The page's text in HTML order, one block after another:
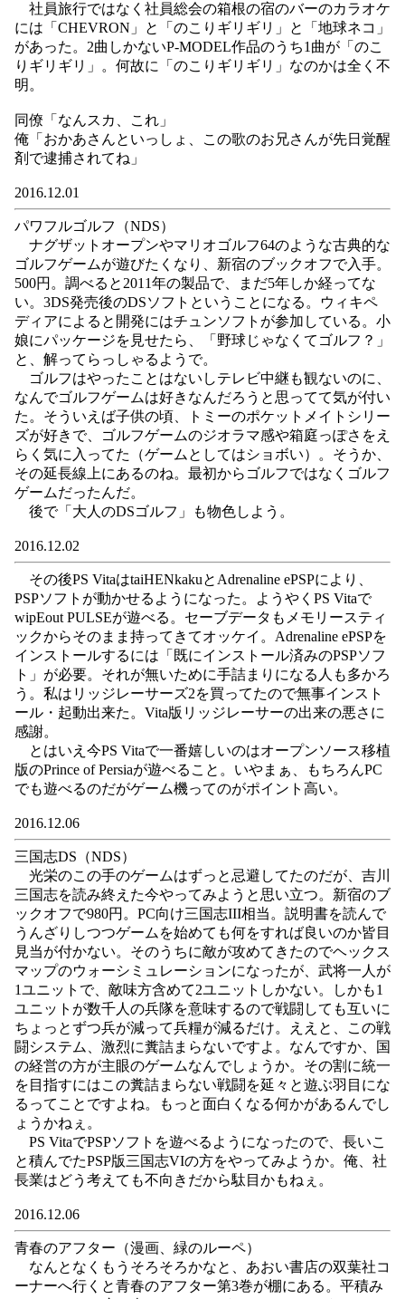
社員旅行ではなく社員総会の箱根の宿のバーのカラオケ
には「CHEVRON」と「のこりギリギリ」と「地球ネコ」
があった。2曲しかないP-MODEL作品のうち1曲が「のこ
りギリギリ」。何故に「のこりギリギリ」なのかは全く不
明。
同僚「なんスカ、これ」
俺「おかあさんといっしょ、この歌のお兄さんが先日覚醒
剤で逮捕されてね」
2016.12.01
パワフルゴルフ（NDS）
ナグザットオープンやマリオゴルフ64のような古典的な
ゴルフゲームが遊びたくなり、新宿のブックオフで入手。
500円。調べると2011年の製品で、まだ5年しか経ってな
い。3DS発売後のDSソフトということになる。ウィキペ
ディアによると開発にはチュンソフトが参加している。小
娘にパッケージを見せたら、「野球じゃなくてゴルフ？」
と、解ってらっしゃるようで。
ゴルフはやったことはないしテレビ中継も観ないのに、
なんでゴルフゲームは好きなんだろうと思ってて気が付い
た。そういえば子供の頃、トミーのポケットメイトシリー
ズが好きで、ゴルフゲームのジオラマ感や箱庭っぽさをえ
らく気に入ってた（ゲームとしてはショボい）。そうか、
その延長線上にあるのね。最初からゴルフではなくゴルフ
ゲームだったんだ。
後で「大人のDSゴルフ」も物色しよう。
2016.12.02
その後PS VitaはtaiHENkakuとAdrenaline ePSPにより、
PSPソフトが動かせるようになった。ようやくPS Vitaで
wipEout PULSEが遊べる。セーブデータもメモリースティ
ックからそのまま持ってきてオッケイ。Adrenaline ePSPを
インストールするには「既にインストール済みのPSPソフ
ト」が必要。それが無いために手詰まりになる人も多かろ
う。私はリッジレーサーズ2を買ってたので無事インスト
ール・起動出来た。Vita版リッジレーサーの出来の悪さに
感謝。
とはいえ今PS Vitaで一番嬉しいのはオープンソース移植
版のPrince of Persiaが遊べること。いやまぁ、もちろんPC
でも遊べるのだがゲーム機ってのがポイント高い。
2016.12.06
三国志DS（NDS）
光栄のこの手のゲームはずっと忌避してたのだが、吉川
三国志を読み終えた今やってみようと思い立つ。新宿のブ
ックオフで980円。PC向け三国志III相当。説明書を読んで
うんざりしつつゲームを始めても何をすれば良いのか皆目
見当が付かない。そのうちに敵が攻めてきたのでヘックス
マップのウォーシミュレーションになったが、武将一人が
1ユニットで、敵味方含めて2ユニットしかない。しかも1
ユニットが数千人の兵隊を意味するので戦闘しても互いに
ちょっとずつ兵が減って兵糧が減るだけ。ええと、この戦
闘システム、激烈に糞詰まらないですよ。なんですか、国
の経営の方が主眼のゲームなんでしょうか。その割に統一
を目指すにはこの糞詰まらない戦闘を延々と遊ぶ羽目にな
るってことですよね。もっと面白くなる何かがあるんでし
ょうかねぇ。
PS VitaでPSPソフトを遊べるようになったので、長いこ
と積んでたPSP版三国志VIの方をやってみようか。俺、社
長業はどう考えても不向きだから駄目かもねぇ。
2016.12.06
青春のアフター（漫画、緑のルーペ）
なんとなくもうそろそろかなと、あおい書店の双葉社コ
ーナーへ行くと青春のアフター第3巻が棚にある。平積み